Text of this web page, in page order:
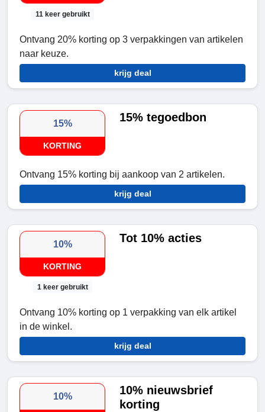
11 keer gebruikt
Ontvang 20% korting op 3 verpakkingen van artikelen
naar keuze.
krijg deal
15%
KORTING
15% tegoedbon
Ontvang 15% korting bij aankoop van 2 artikelen.
krijg deal
10%
KORTING
1 keer gebruikt
Tot 10% acties
Ontvang 10% korting op 1 verpakking van elk artikel
in de winkel.
krijg deal
10%
10% nieuwsbrief
korting